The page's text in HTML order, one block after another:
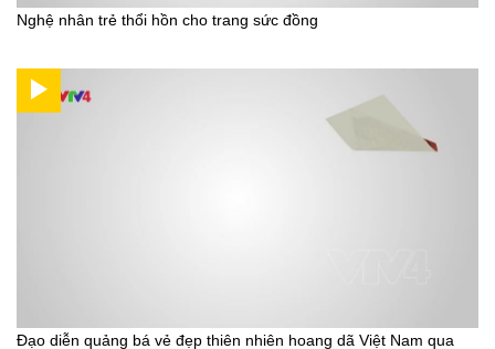
Nghệ nhân trẻ thổi hồn cho trang sức đồng
Đạo diễn quảng bá vẻ đẹp thiên nhiên hoang dã Việt Nam qua